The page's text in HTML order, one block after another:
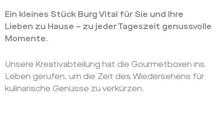
Ein kleines Stück Burg Vital für Sie und Ihre
Lieben zu Hause – zu jeder Tageszeit genussvolle
Momente.
Unsere Kreativabteilung hat die Gourmetboxen ins
Leben gerufen, um die Zeit des Wiedersehens für
kulinarische Genüsse zu verkürzen.